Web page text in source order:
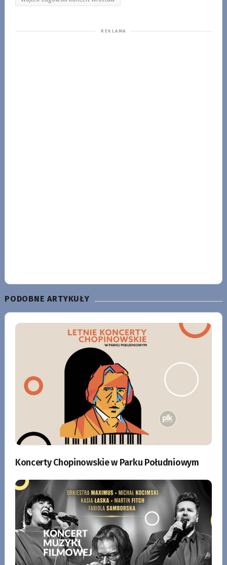
PODOBNE ARTYKUŁY
Koncerty Chopinowskie w Parku Południowym